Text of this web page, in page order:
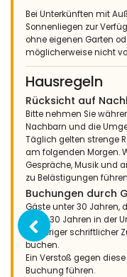
- 8,7
- Januar 2013 -
Super schöne villa, in
entfernt. Der grosse
werden nächstes Jahr
- 9,1
- August 2012 - Frankreich
(Originaltext)
tres bon sejourtres
(Übersetzt von Google)
sehr guter Aufenthalt
Bei Unterkünften mit
Sonnenliegen zur
ohne eigenen Garten
möglicherweise nicht
Hausregeln
Rücksicht auf
Bitte nehmen Sie
Nachbarn und die
Täglich gelten strenge
am folgenden Morgen.
Gespräche, Musik und
zu Belästigungen
Buchungen durch
Gäste unter 30 Jahren,
unter 30 Jahren in der
vorheriger schriftlicher
buchen.
Ein Verstoß gegen
Buchung führen.